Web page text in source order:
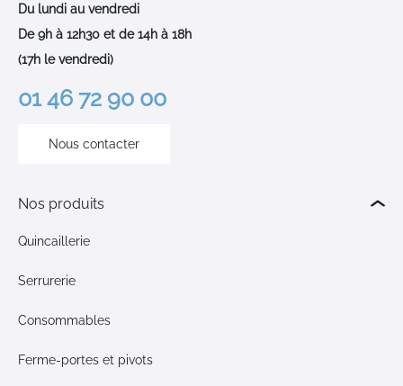
Du lundi au vendredi
De 9h à 12h30 et de 14h à 18h
(17h le vendredi)
01 46 72 90 00
Nous contacter
Nos produits
Quincaillerie
Serrurerie
Consommables
Ferme-portes et pivots